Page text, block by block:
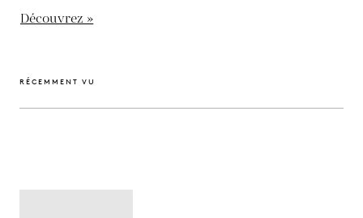
Découvrez »
RÉCEMMENT VU